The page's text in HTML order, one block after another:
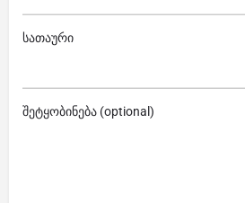
სათაური
შეტყობინება (optional)